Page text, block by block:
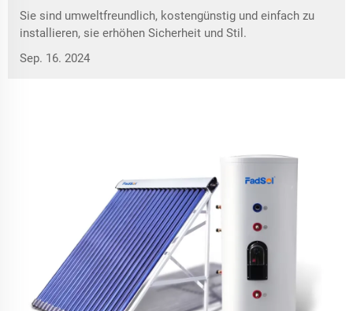
Sie sind umweltfreundlich, kostengünstig und einfach zu
installieren, sie erhöhen Sicherheit und Stil.
Sep. 16. 2024